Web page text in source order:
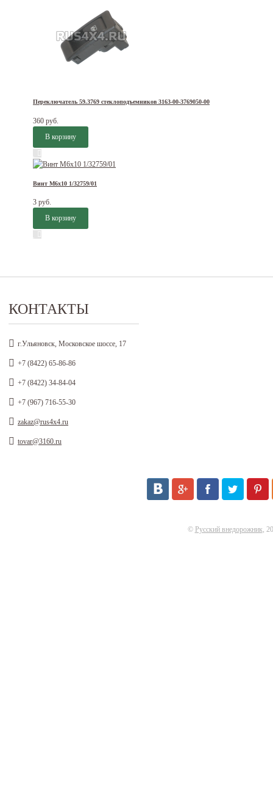
Переключатель 59.3769 стеклоподъемников 3163-00-3769050-00
360 руб.
Винт М6х10 1/32759/01
3 руб.
КОНТАКТЫ
г.Ульяновск, Московское шоссе, 17
+7 (8422) 65-86-86
+7 (8422) 34-84-04
+7 (967) 716-55-30
zakaz@rus4x4.ru
tovar@3160.ru
© Русский внедорожник,